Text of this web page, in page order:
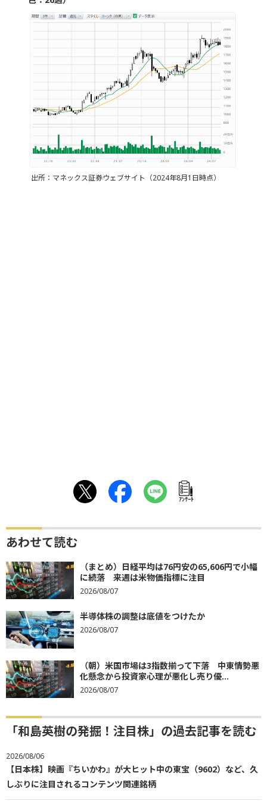
出所：マネックス証券ウェブサイト（2024年8月1日時点）
ｱﾝｹｰﾄ
あわせて読む
（まとめ）日経平均は76円安の65,606円で小幅
に続落 来週は米物価指標に注目
2026/08/07
半導体株の調整は底値をつけたか
2026/08/07
（朝）米国市場は3指数揃って下落 中東情勢悪
化懸念から投資家心理が悪化し売り優...
2026/08/07
「和島英樹の発掘！注目株」の過去記事を読む
2026/08/06
【日本株】映画『ちいかわ』が大ヒット中の東宝（9602）など、久
しぶりに注目されるコンテンツ関連銘柄